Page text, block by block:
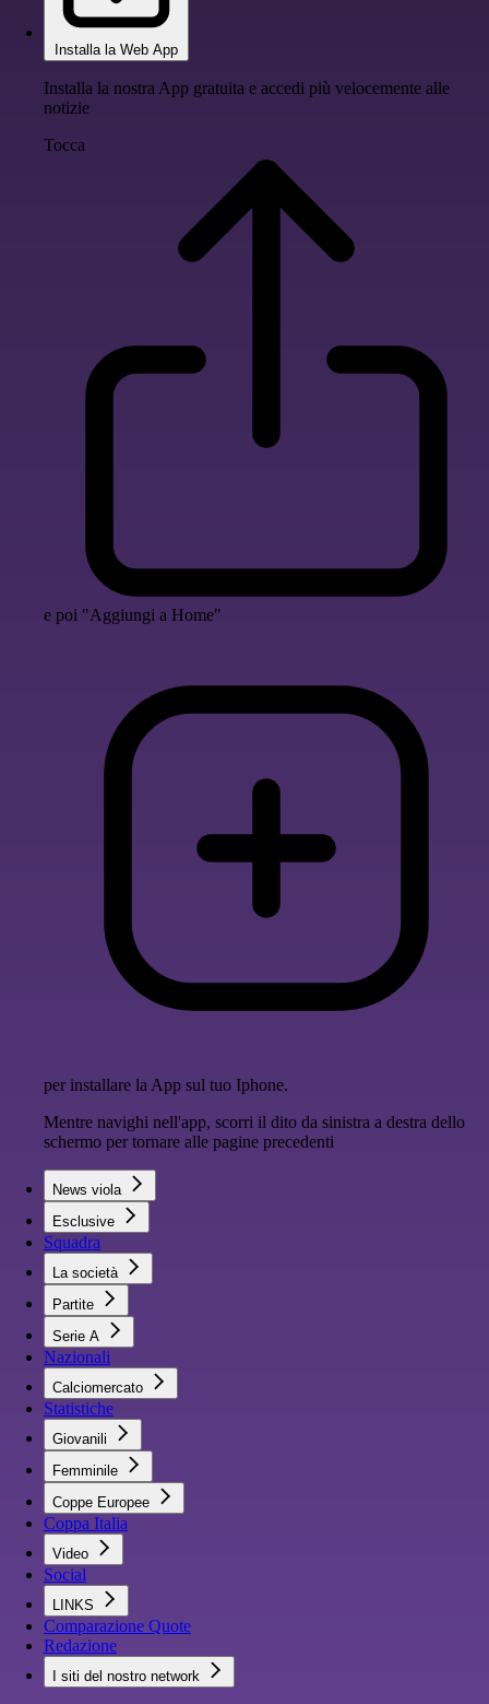
Installa la Web App
Installa la nostra App gratuita e accedi più velocemente alle
notizie
Tocca
e poi "Aggiungi a Home"
per installare la App sul tuo Iphone.
Mentre navighi nell'app, scorri il dito da sinistra a destra dello
schermo per tornare alle pagine precedenti
News viola
Esclusive
Squadra
La società
Partite
Serie A
Nazionali
Calciomercato
Statistiche
Giovanili
Femminile
Coppe Europee
Coppa Italia
Video
Social
LINKS
Comparazione Quote
Redazione
I siti del nostro network